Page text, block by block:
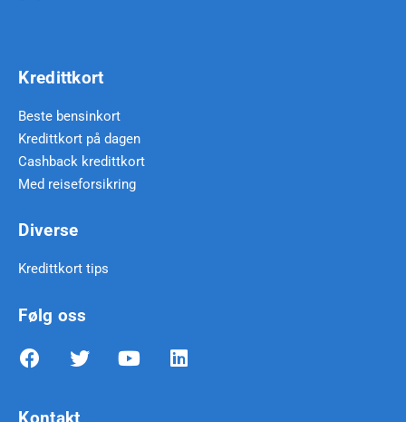
Kredittkort
Beste bensinkort
Kredittkort på dagen
Cashback kredittkort
Med reiseforsikring
Diverse
Kredittkort tips
Følg oss